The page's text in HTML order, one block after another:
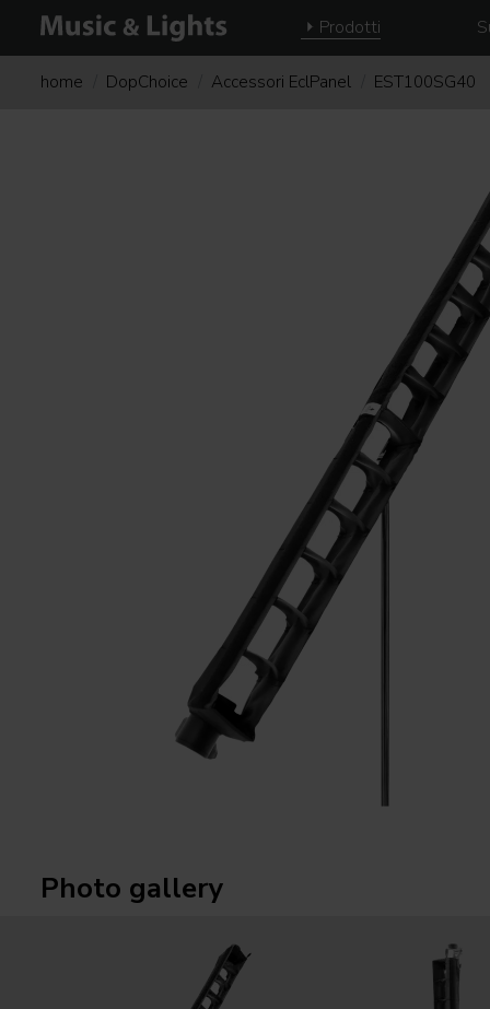
Prodotti
home DopChoice Accessori EclPanel EST100SG40
Photo gallery